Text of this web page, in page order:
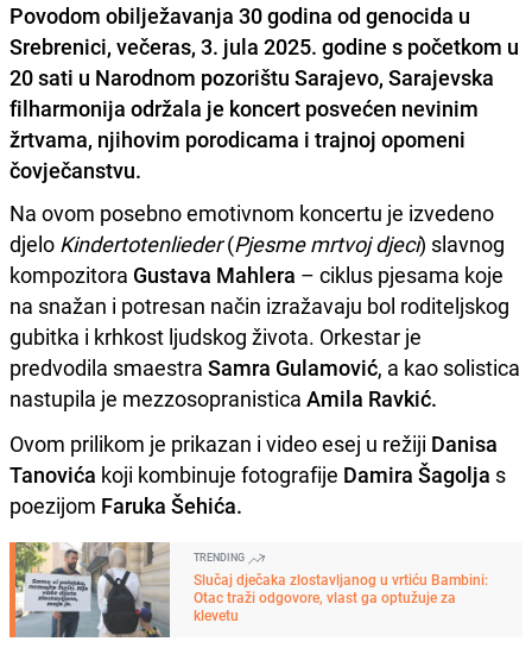
Povodom obilježavanja 30 godina od genocida u
Srebrenici, večeras, 3. jula 2025. godine s početkom u
20 sati u Narodnom pozorištu Sarajevo, Sarajevska
filharmonija održala je koncert posvećen nevinim
žrtvama, njihovim porodicama i trajnoj opomeni
čovječanstvu.
Na ovom posebno emotivnom koncertu je izvedeno
djelo Kindertotenlieder(Pjesme mrtvoj djeci) slavnog
kompozitora Gustava Mahlera – ciklus pjesama koje
na snažan i potresan način izražavaju bol roditeljskog
gubitka i krhkost ljudskog života. Orkestar je
predvodila smaestra Samra Gulamović, a kao solistica
nastupila je mezzosopranistica Amila Ravkić.
Ovom prilikom je prikazan i video esej u režiji Danisa
Tanovića koji kombinuje fotografije Damira Šagolja s
poezijom Faruka Šehića.
TRENDING
Slučaj dječaka zlostavljanog u vrtiću Bambini:
Otac traži odgovore, vlast ga optužuje za
klevetu